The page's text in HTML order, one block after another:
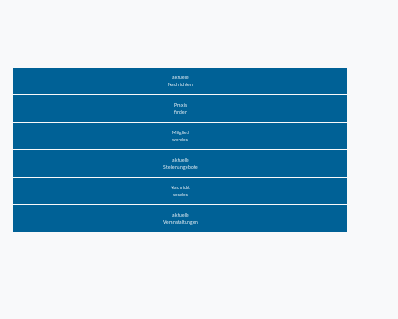
aktuelle
Nachrichten
Praxis
finden
Mitglied
werden
aktuelle
Stellenangebote
Nachricht
senden
aktuelle
Veranstaltungen